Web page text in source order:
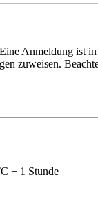
Anmeldung
zuweisen.
+ 1 Stunde